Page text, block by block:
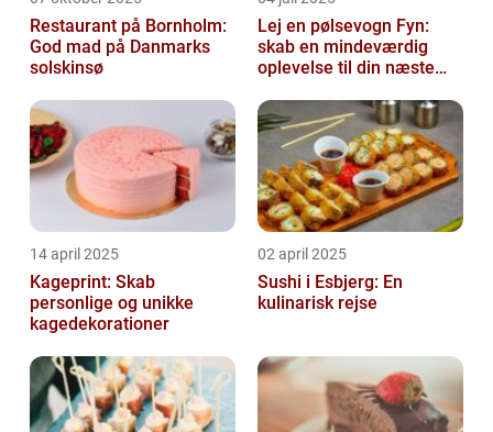
Restaurant på Bornholm:
God mad på Danmarks
solskinsø
Lej en pølsevogn Fyn:
skab en mindeværdig
oplevelse til din næste
14 april 2025
Kageprint: Skab
personlige og unikke
kagedekorationer
02 april 2025
Sushi i Esbjerg: En
kulinarisk rejse